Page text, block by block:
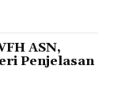
ASN,
Penjelasan